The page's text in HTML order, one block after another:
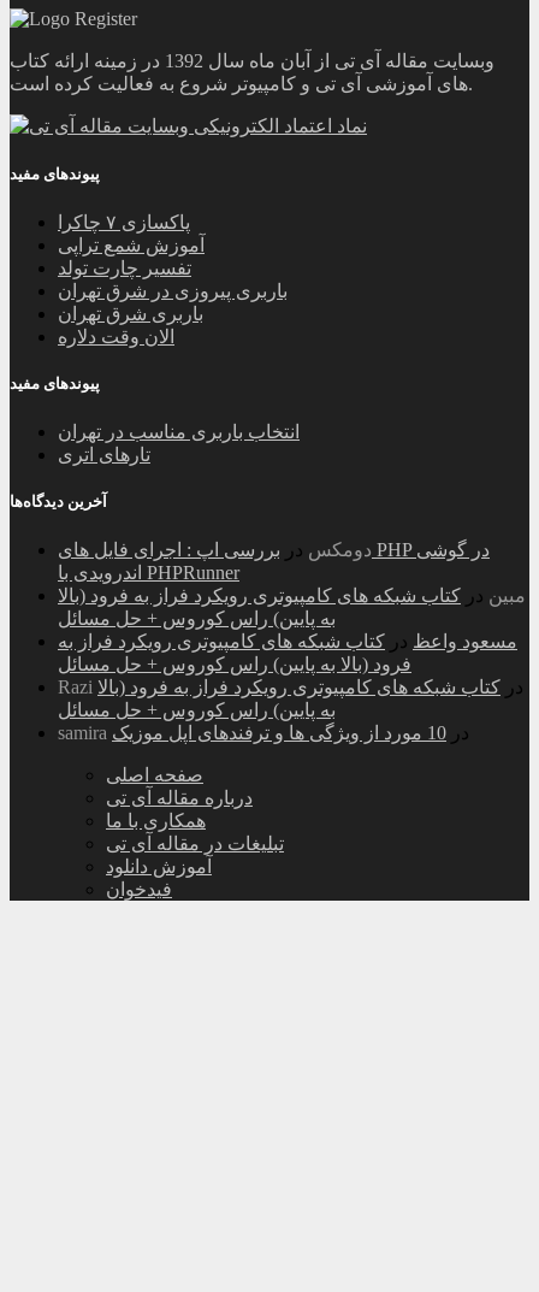
وبسایت مقاله آی تی از آبان ماه سال 1392 در زمینه ارائه کتاب
های آموزشی آی تی و کامپیوتر شروع به فعالیت کرده است.
پیوندهای مفید
پاکسازی ۷ چاکرا
آموزش شمع تراپی
تفسیر چارت تولد
باربری پیروزی در شرق تهران
باربری شرق تهران
الان وقت دلاره
پیوندهای مفید
انتخاب باربری مناسب در تهران
تارهای اتری
آخرین دیدگاه‌ها
دومکس در بررسی اپ : اجرای فایل های PHP در گوشی
اندرویدی با PHPRunner
مبین در کتاب شبکه های کامپیوتری رویکرد فراز به فرود (بالا
به پایین) راس کوروس + حل مسائل
مسعود واعظ در کتاب شبکه های کامپیوتری رویکرد فراز به
فرود (بالا به پایین) راس کوروس + حل مسائل
Razi
در کتاب شبکه های کامپیوتری رویکرد فراز به فرود (بالا
به پایین) راس کوروس + حل مسائل
samira
در 10 مورد از ویژگی ها و ترفندهای اپل موزیک
صفحه اصلی
درباره مقاله آی تی
همکاری با ما
تبلیغات در مقاله آی تی
آموزش دانلود
فیدخوان